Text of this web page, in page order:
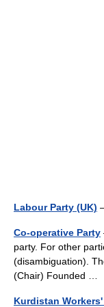
Labour Party (UK)
Co-operative Party
party. For other
(disambiguation).
(Chair) Founded …
Kurdistan